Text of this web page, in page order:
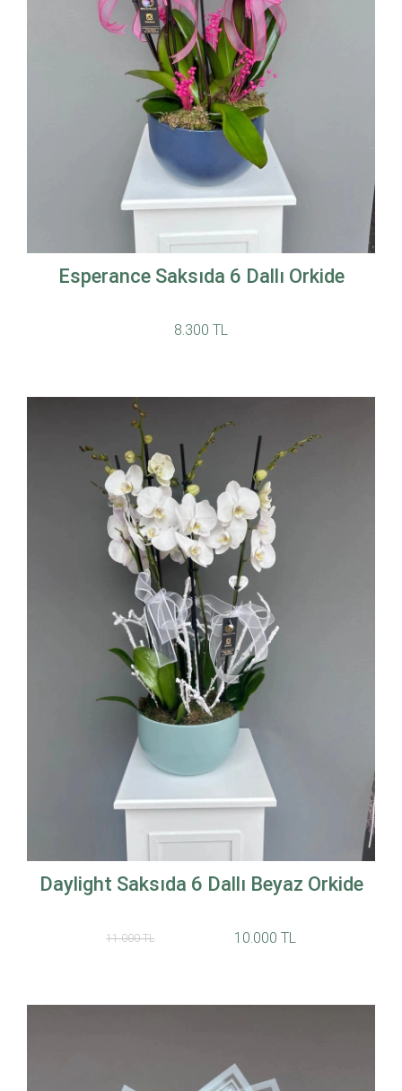
Esperance Saksıda 6 Dallı Orkide
8.300 TL
Daylight Saksıda 6 Dallı Beyaz Orkide
11.000 TL 10.000 TL